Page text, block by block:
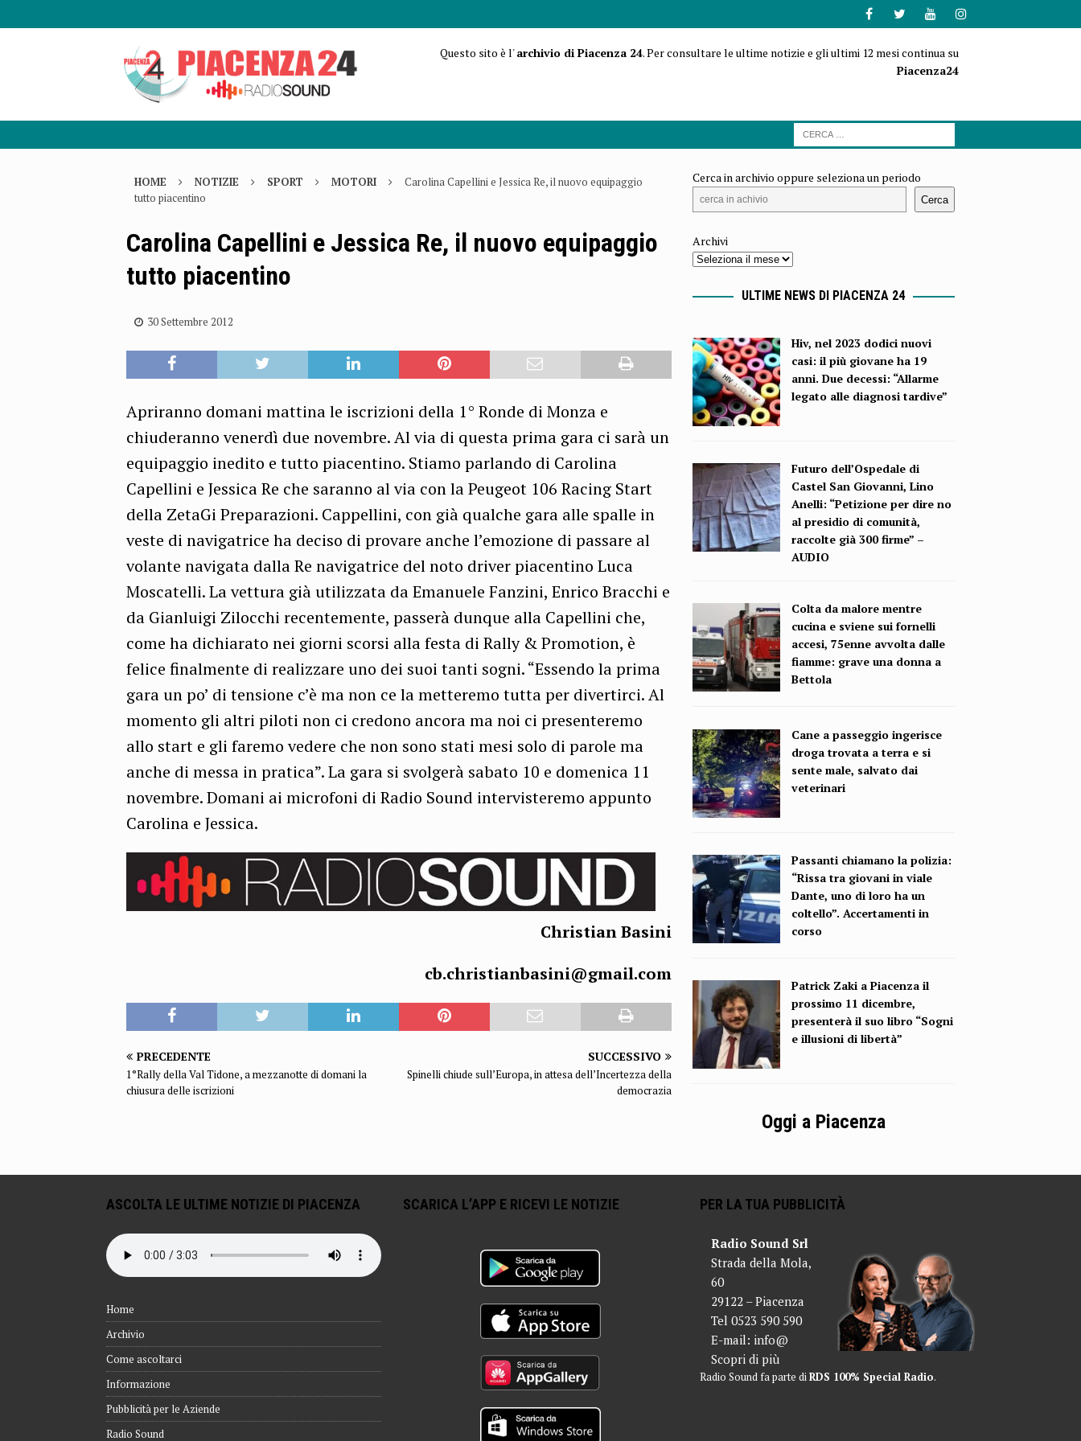
Questo sito è l'archivio di Piacenza 24. Per consultare le ultime notizie e gli ultimi 12 mesi continua su
Piacenza24
HOME NOTIZIE SPORT MOTORI
Carolina Capellini e Jessica Re, il nuovo equipaggio
tutto piacentino
Carolina Capellini e Jessica Re, il nuovo equipaggio
tutto piacentino
30 Settembre 2012
Apriranno domani mattina le iscrizioni della 1° Ronde di Monza e
chiuderanno venerdì due novembre. Al via di questa prima gara ci sarà un
equipaggio inedito e tutto piacentino. Stiamo parlando di Carolina
Capellini e Jessica Re che saranno al via con la Peugeot 106 Racing Start
della ZetaGi Preparazioni. Cappellini, con già qualche gara alle spalle in
veste di navigatrice ha deciso di provare anche l’emozione di passare al
volante navigata dalla Re navigatrice del noto driver piacentino Luca
Moscatelli. La vettura già utilizzata da Emanuele Fanzini, Enrico Bracchi e
da Gianluigi Zilocchi recentemente, passerà dunque alla Capellini che,
come ha dichiarato nei giorni scorsi alla festa di Rally & Promotion, è
felice finalmente di realizzare uno dei suoi tanti sogni. “Essendo la prima
gara un po’ di tensione c’è ma non ce la metteremo tutta per divertirci. Al
momento gli altri piloti non ci credono ancora ma noi ci presenteremo
allo start e gli faremo vedere che non sono stati mesi solo di parole ma
anche di messa in pratica”. La gara si svolgerà sabato 10 e domenica 11
novembre. Domani ai microfoni di Radio Sound intervisteremo appunto
Carolina e Jessica.
Christian Basini
cb.christianbasini@gmail.com
PRECEDENTE
1°Rally della Val Tidone, a mezzanotte di domani la
chiusura delle iscrizioni
SUCCESSIVO
Spinelli chiude sull’Europa, in attesa dell’Incertezza della
democrazia
Cerca in archivio oppure seleziona un periodo
Cerca
Archivi
ULTIME NEWS DI PIACENZA 24
Hiv, nel 2023 dodici nuovi
casi: il più giovane ha 19
anni. Due decessi: “Allarme
legato alle diagnosi tardive”
Futuro dell’Ospedale di
Castel San Giovanni, Lino
Anelli: “Petizione per dire no
al presidio di comunità,
raccolte già 300 firme” –
AUDIO
Colta da malore mentre
cucina e sviene sui fornelli
accesi, 75enne avvolta dalle
fiamme: grave una donna a
Bettola
Cane a passeggio ingerisce
droga trovata a terra e si
sente male, salvato dai
veterinari
Passanti chiamano la polizia:
“Rissa tra giovani in viale
Dante, uno di loro ha un
coltello”. Accertamenti in
corso
Patrick Zaki a Piacenza il
prossimo 11 dicembre,
presenterà il suo libro “Sogni
e illusioni di libertà”
Oggi a Piacenza
ASCOLTA LE ULTIME NOTIZIE DI PIACENZA
Home
Archivio
Come ascoltarci
Informazione
Pubblicità per le Aziende
Radio Sound
SCARICA L’APP E RICEVI LE NOTIZIE PER LA TUA PUBBLICITÀ
Radio Sound Srl
Strada della Mola,
60
29122 – Piacenza
Tel 0523 590 590
E-mail: info@
Scopri di più
Radio Sound fa parte di RDS 100% Special Radio.